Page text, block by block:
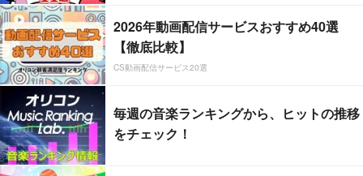
2026年動画配信サービスおすすめ40選
【徹底比較】
CS動画配信サービス20選
毎週の音楽ランキングから、ヒットの推移
をチェック！